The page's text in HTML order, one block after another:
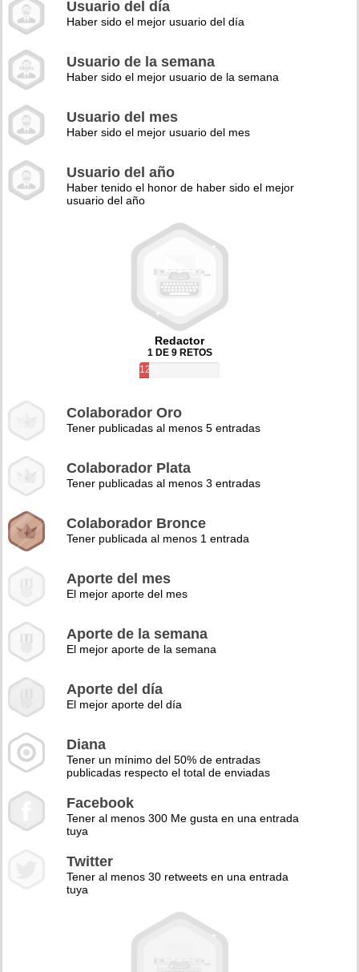
Usuario del día
Haber sido el mejor usuario del día
Usuario de la semana
Haber sido el mejor usuario de la semana
Usuario del mes
Haber sido el mejor usuario del mes
Usuario del año
Haber tenido el honor de haber sido el mejor
usuario del año
Redactor
1 DE 9 RETOS
12%
Colaborador Oro
Tener publicadas al menos 5 entradas
Colaborador Plata
Tener publicadas al menos 3 entradas
Colaborador Bronce
Tener publicada al menos 1 entrada
Aporte del mes
El mejor aporte del mes
Aporte de la semana
El mejor aporte de la semana
Aporte del día
El mejor aporte del día
Diana
Tener un mínimo del 50% de entradas
publicadas respecto el total de enviadas
Facebook
Tener al menos 300 Me gusta en una entrada
tuya
Twitter
Tener al menos 30 retweets en una entrada
tuya